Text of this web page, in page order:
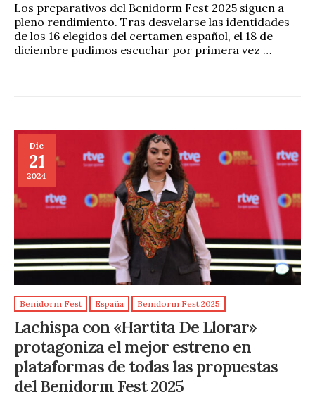
Los preparativos del Benidorm Fest 2025 siguen a
pleno rendimiento. Tras desvelarse las identidades
de los 16 elegidos del certamen español, el 18 de
diciembre pudimos escuchar por primera vez …
Dic
21
2024
Benidorm Fest España Benidorm Fest 2025
Lachispa con «Hartita De Llorar»
protagoniza el mejor estreno en
plataformas de todas las propuestas
del Benidorm Fest 2025